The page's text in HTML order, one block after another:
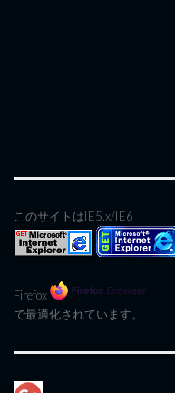
このサイトはIE5.x/IE6
Firefox
で最適化されています。